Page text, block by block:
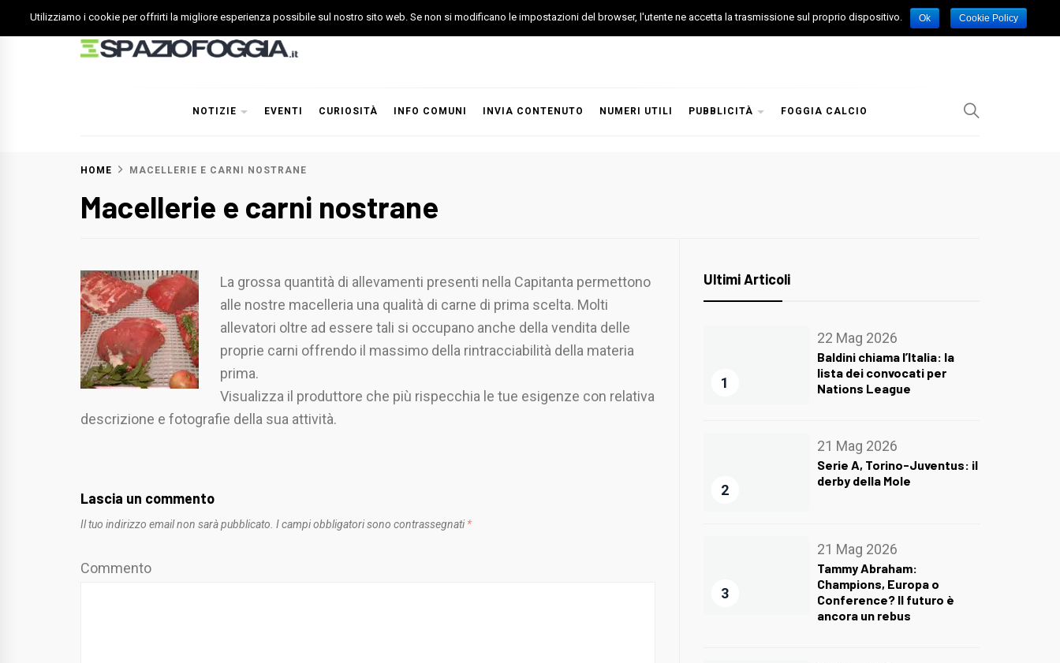
to
NOTIZIE EVENTI CURIOSITÀ INFO COMUNI INVIA CONTENUTO NUMERI UTILI PUBBLICITÀ FOGGIA CALCIO
HOME MACELLERIE E CARNI NOSTRANE
Macellerie e carni nostrane
La grossa quantità di allevamenti presenti nella Capitanta permettono
alle nostre macelleria una qualità di carne di prima scelta. Molti
allevatori oltre ad essere tali si occupano anche della vendita delle
proprie carni offrendo il massimo della rintracciabilità della materia
prima.
Visualizza il produttore che più rispecchia le tue esigenze con relativa
descrizione e fotografie della sua attività.
Lascia un commento
Il tuo indirizzo email non sarà pubblicato. I campi obbligatori sono contrassegnati *
Commento
Ultimi Articoli
1
22 Mag 2026
Baldini chiama l’Italia: la
lista dei convocati per
Nations League
2
21 Mag 2026
Serie A, Torino-Juventus: il
derby della Mole
3
21 Mag 2026
Tammy Abraham:
Champions, Europa o
Conference? Il futuro è
ancora un rebus
Utilizziamo i cookie per offrirti la migliore esperienza possibile sul nostro sito web. Se non si modificano le impostazioni del browser, l'utente ne accetta la trasmissione sul proprio dispositivo. Ok Cookie Policy